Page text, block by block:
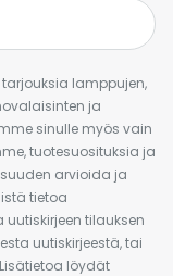
lamppujen,
ja
sinulle myös vain
tuotesuosituksia ja
arvioida ja
tietoa
tilauksen
uutiskirjeestä, tai
löydät